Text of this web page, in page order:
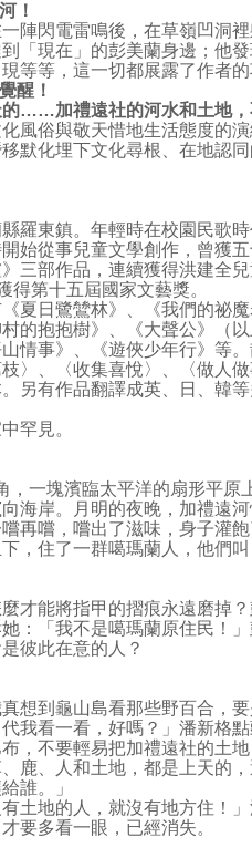
！
陣閃電雷鳴後，在草嶺凹洞
「現在」的彭美蘭身邊；他
等等，這一切都展露了作者的
醒！
的……加禮遠社的河水和土地，
風俗與敬天惜地生活態度的
默化埋下文化尋根、在地認同
羅東鎮。年輕時在校園民歌
始從事兒童文學創作，曾獲
三部作品，連續獲得洪建全
得第十五屆國家文藝獎。
夏日鷺鷥林》、《我們的祕
的抱抱樹》、《大聲公》（
情事》、《遊俠少年行》等
〉、〈收集喜悅〉、〈做人
另有作品翻譯成英、日、韓
罕見。
一塊濱臨太平洋的扇形平原
海岸。月明的夜晚，加禮遠
再嚐，嚐出了滋味，身子灌
，住了一群噶瑪蘭人，他們
才能將指甲的摺痕永遠磨掉
：「我不是噶瑪蘭原住民！
彼此在意的人？
想到龜山島看那些野百合，
我看一看，好嗎？」潘新格
，不要輕易把加禮遠社的土地
鹿、人和土地，都是上天的
誰。」
土地的人，就沒有地方住！
要多看一眼，已經消失。